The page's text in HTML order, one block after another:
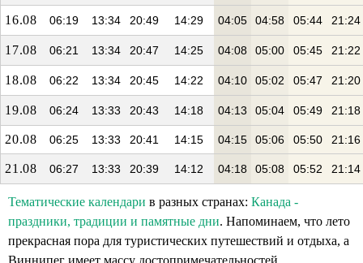
16.08 06:19 13:34 20:49 14:29 04:05 04:58 05:44 21:24
17.08 06:21 13:34 20:47 14:25 04:08 05:00 05:45 21:22
18.08 06:22 13:34 20:45 14:22 04:10 05:02 05:47 21:20
19.08 06:24 13:33 20:43 14:18 04:13 05:04 05:49 21:18
20.08 06:25 13:33 20:41 14:15 04:15 05:06 05:50 21:16
21.08 06:27 13:33 20:39 14:12 04:18 05:08 05:52 21:14
Тематические календари в разных странах: Канада -
праздники, традиции и памятные дни. Напоминаем, что лето
прекрасная пора для туристических путешествий и отдыха, а
Виннипег имеет массу достопримечательностей.